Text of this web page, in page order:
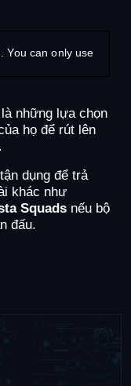
You can only use
những lựa chọn
họ để rút lên
dụng để trả
khác như
Squads nếu bộ
đấu.